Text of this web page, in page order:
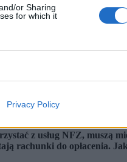
or Sharing
for which it
Privacy Policy
z usług NFZ, muszą
rachunki do opłacenia.